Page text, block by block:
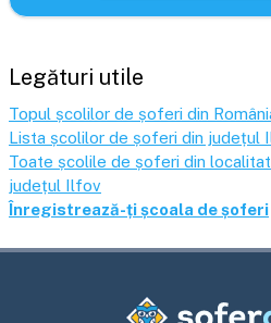
Legături utile
Topul școlilor de șoferi din
Lista școlilor de șoferi din județul
Toate școlile de șoferi din
județul Ilfov
Înregistrează-ți școala de șoferi